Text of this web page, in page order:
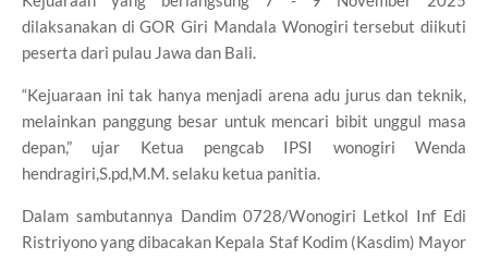
dilaksanakan di GOR Giri Mandala Wonogiri tersebut diikuti
peserta dari pulau Jawa dan Bali.
“Kejuaraan ini tak hanya menjadi arena adu jurus dan teknik,
melainkan panggung besar untuk mencari bibit unggul masa
depan,” ujar Ketua pengcab IPSI wonogiri Wenda
hendragiri,S.pd,M.M. selaku ketua panitia.
Dalam sambutannya Dandim 0728/Wonogiri Letkol Inf Edi
Ristriyono yang dibacakan Kepala Staf Kodim (Kasdim) Mayor